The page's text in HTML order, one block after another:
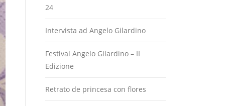
24
Intervista ad Angelo Gilardino
Festival Angelo Gilardino – II
Edizione
Retrato de princesa con flores